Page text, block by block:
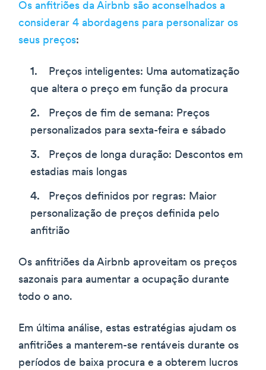
Os anfitriões da Airbnb são aconselhados a
considerar 4 abordagens para personalizar os
seus preços:
Preços inteligentes: Uma automatização
que altera o preço em função da procura
Preços de fim de semana: Preços
personalizados para sexta-feira e sábado
Preços de longa duração: Descontos em
estadias mais longas
Preços definidos por regras: Maior
personalização de preços definida pelo
anfitrião
Os anfitriões da Airbnb aproveitam os preços
sazonais para aumentar a ocupação durante
todo o ano.
Em última análise, estas estratégias ajudam os
anfitriões a manterem-se rentáveis durante os
períodos de baixa procura e a obterem lucros